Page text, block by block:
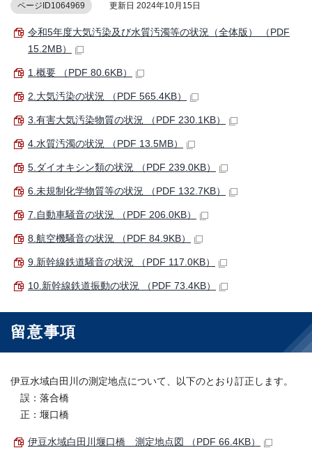
ページID1064969 更新日 2024年10月15日
令和5年度大気汚染及び水質汚濁等の状況（全体版） （PDF
15.2MB）
1.概要 （PDF 80.6KB）
2.大気汚染の状況 （PDF 565.4KB）
3.有害大気汚染物質の状況 （PDF 230.1KB）
4.水質汚濁の状況 （PDF 13.5MB）
5.ダイオキシン類の状況 （PDF 239.0KB）
6.未規制化学物質等の状況 （PDF 132.7KB）
7.自動車騒音の状況 （PDF 206.0KB）
8.航空機騒音の状況 （PDF 84.9KB）
9.新幹線鉄道騒音の状況 （PDF 117.0KB）
10.新幹線鉄道振動の状況 （PDF 73.4KB）
留意事項
伊豆水域白田川の測定地点について、以下のとおり訂正します。
誤：落合橋
正：堰口橋
伊豆水域白田川堰口橋 測定地点図 （PDF 66.4KB）